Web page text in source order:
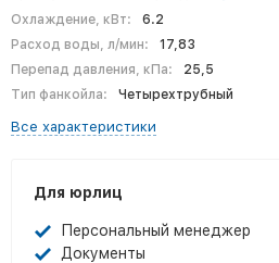
Охлаждение, кВт:
6.2
Расход воды, л/мин:
17,83
Перепад давления, кПа:
25,5
Тип фанкойла:
Четырехтрубный
Все характеристики
Для юрлиц
Персональный менеджер
Документы